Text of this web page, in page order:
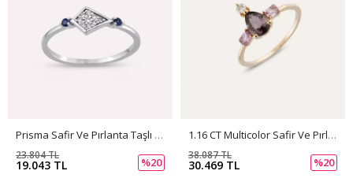
Prisma Safir Ve Pırlanta Taşlı Beyaz Altın Yüzük
19.043 TL
23.804 TL
%20
1.16 CT Multicolor Safir Ve Pırlanta Taşlı Rose Altın Yüzük
30.469 TL
38.087 TL
%20